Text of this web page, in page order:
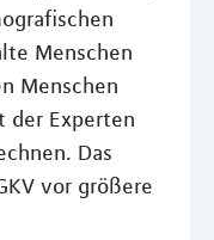
Menschen
Menschen
der Experten
Das
vor größere